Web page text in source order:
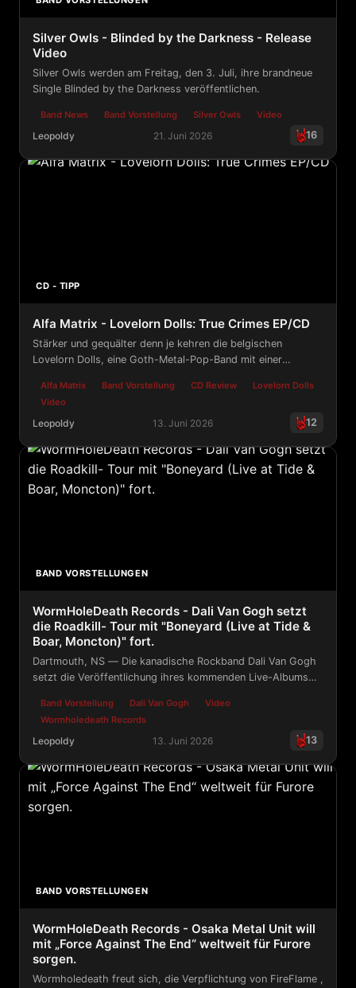
Silver Owls - Blinded by the Darkness - Release
Video
Silver Owls werden am Freitag, den 3. Juli, ihre brandneue
Single Blinded by the Darkness veröffentlichen.
Band News Band Vorstellung Silver Owls Video
Leopoldy 21. Juni 2026 16
Silver Owls - Blinded by the Darkness - Release Video
CD - TIPP
Alfa Matrix - Lovelorn Dolls: True Crimes EP/CD
Stärker und gequälter denn je kehren die belgischen
Lovelorn Dolls, eine Goth-Metal-Pop-Band mit einer
Alfa Matrix Band Vorstellung CD Review
Lovelorn Dolls
Video
Leopoldy 13. Juni 2026 12
Alfa Matrix - Lovelorn Dolls: True Crimes EP/CD
BAND VORSTELLUNGEN
WormHoleDeath Records - Dali Van Gogh setzt
die Roadkill- Tour mit "Boneyard (Live at Tide &
Boar, Moncton)" fort.
Dartmouth, NS — Die kanadische Rockband Dali Van Gogh
setzt die Veröffentlichung ihres kommenden Live-Albums
Tide & Boar, Moncton)" fort, das ab sofort auf allen
Streaming-Plattformen verfügbar ist.
Band Vorstellung Dali Van Gogh
Video
Wormholedeath Records
Leopoldy 13. Juni 2026 13
WormHoleDeath Records - Dali Van Gogh setzt die
BAND VORSTELLUNGEN
WormHoleDeath Records - Osaka Metal Unit will
mit „Force Against The End“ weltweit für Furore
sorgen.
Wormholedeath freut sich, die Verpflichtung von FireFlame ,